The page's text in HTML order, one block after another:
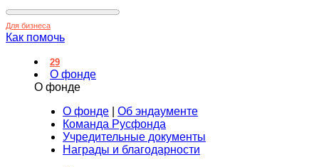
Для бизнеса
Как помочь
29
О фонде
О фонде
О фонде
Об эндаументе
Команда Русфонда
Учредительные документы
Награды и благодарности